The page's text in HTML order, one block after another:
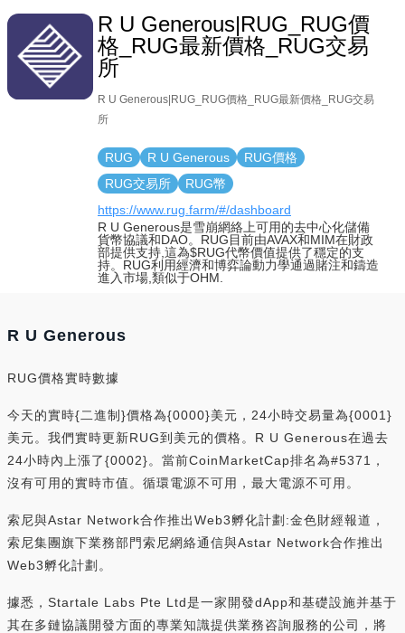
R U Generous|RUG_RUG價
格_RUG最新價格_RUG交易
所
R U Generous|RUG_RUG價格_RUG最新價格_RUG交易
所
RUG R U Generous
RUG價格
RUG交易所
RUG幣
https://www.rug.farm/#/dashboard
R U Generous是雪崩網絡上可用的去中心化儲備
貨幣協議和DAO。RUG目前由AVAX和MIM在財政
部提供支持,這為$RUG代幣價值提供了穩定的支
持。RUG利用經濟和博弈論動力學通過賭注和鑄造
進入市場,類似于OHM.
R U Generous
RUG價格實時數據
今天的實時{二進制}價格為{0000}美元，24小時交易量為{0001}
美元。我們實時更新RUG到美元的價格。R U Generous在過去
24小時內上漲了{0002}。當前CoinMarketCap排名為#5371，
沒有可用的實時市值。循環電源不可用，最大電源不可用。
索尼與Astar Network合作推出Web3孵化計劃:金色財經報道，
索尼集團旗下業務部門索尼網絡通信與Astar Network合作推出
Web3孵化計劃。
據悉，Startale Labs Pte Ltd是一家開發dApp和基礎設施并基于
其在多鏈協議開發方面的專業知識提供業務咨詢服務的公司，將